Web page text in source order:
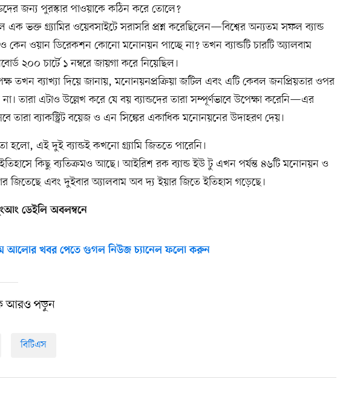
জন্য পুরস্কার পাওয়াকে কঠিন করে তোলে?
এক ভক্ত গ্র্যামির ওয়েবসাইটে সরাসরি প্রশ্ন করেছিলেন—বিশ্বের অন্যতম সফল ব্যান্ড
কেন ওয়ান ডিরেকশন কোনো মনোনয়ন পাচ্ছে না? তখন ব্যান্ডটি চারটি অ্যালবাম
২০০ চার্টে ১ নম্বরে জায়গা করে নিয়েছিল।
তখন ব্যাখ্যা দিয়ে জানায়, মনোনয়নপ্রক্রিয়া জটিল এবং এটি কেবল জনপ্রিয়তার ওপর
না। তারা এটাও উল্লেখ করে যে বয় ব্যান্ডদের তারা সম্পূর্ণভাবে উপেক্ষা করেনি—এর
তারা ব্যাকস্ট্রিট বয়েজ ও এন সিঙ্কের একাধিক মনোনয়নের উদাহরণ দেয়।
হলো, এই দুই ব্যান্ডই কখনো গ্র্যামি জিততে পারেনি।
কিছু ব্যতিক্রমও আছে। আইরিশ রক ব্যান্ড ইউ টু এখন পর্যন্ত ৪৬টি মনোনয়ন ও
জিতেছে এবং দুইবার অ্যালবাম অব দ্য ইয়ার জিতে ইতিহাস গড়েছে।
ডেইলি অবলম্বনে
আলোর খবর পেতে গুগল নিউজ চ্যানেল ফলো করুন
আরও পড়ুন
বিটিএস